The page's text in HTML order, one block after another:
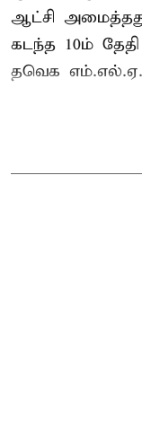
ஆட்சி
கடந்த 10ம்
தவெக